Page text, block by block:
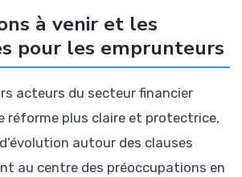
à venir et les
pour les emprunteurs
acteurs du secteur financier
réforme plus claire et protectrice,
autour des clauses
au centre des préoccupations en